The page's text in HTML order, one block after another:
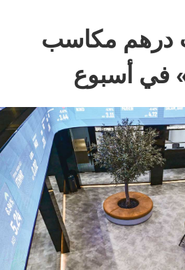
درهم مكاسب
في أسبوع